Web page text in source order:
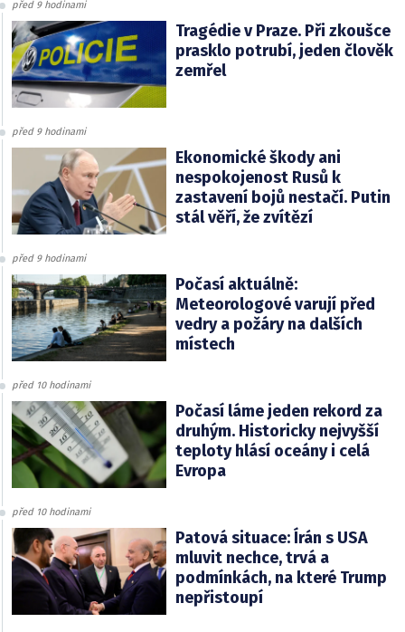
před 9 hodinami
Tragédie v Praze. Při zkoušce
prasklo potrubí, jeden člověk
zemřel
před 9 hodinami
Ekonomické škody ani
nespokojenost Rusů k
zastavení bojů nestačí. Putin
stál věří, že zvítězí
před 9 hodinami
Počasí aktuálně:
Meteorologové varují před
vedry a požáry na dalších
místech
před 10 hodinami
Počasí láme jeden rekord za
druhým. Historicky nejvyšší
teploty hlásí oceány i celá
Evropa
před 10 hodinami
Patová situace: Írán s USA
mluvit nechce, trvá a
podmínkách, na které Trump
nepřistoupí